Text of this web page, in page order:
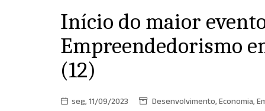
Início do maior
Empreendedorismo
(12)
seg, 11/09/2023 Desenvolvimento,Economia,